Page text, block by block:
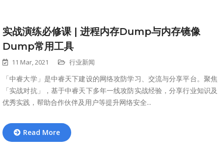
实战演练必修课 | 进程内存Dump与内存镜像
Dump常用工具
11 Mar, 2021 行业新闻
「中睿大学」是中睿天下建设的网络攻防学习、交流与分享平台。聚焦
「实战对抗」，基于中睿天下多年一线攻防实战经验，分享行业知识及
优秀实践，帮助合作伙伴及用户等提升网络安全...
Read More